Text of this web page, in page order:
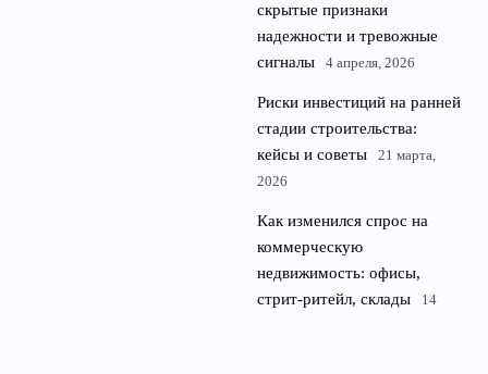
скрытые признаки
надежности и тревожные
сигналы
4 апреля, 2026
Риски инвестиций на ранней
стадии строительства:
кейсы и советы
21 марта,
2026
Как изменился спрос на
коммерческую
недвижимость: офисы,
стрит-ритейл, склады
14